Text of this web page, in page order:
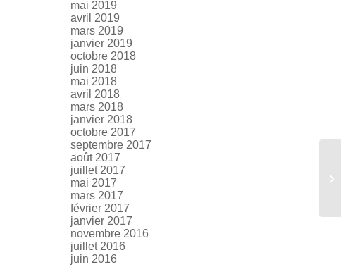
mai 2019
avril 2019
mars 2019
janvier 2019
octobre 2018
juin 2018
mai 2018
avril 2018
mars 2018
janvier 2018
octobre 2017
septembre 2017
août 2017
juillet 2017
mai 2017
mars 2017
février 2017
janvier 2017
novembre 2016
juillet 2016
juin 2016